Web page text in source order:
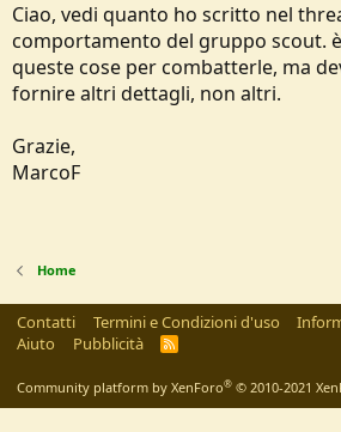
Ciao, vedi quanto ho scritto nel
comportamento del gruppo scout.
queste cose per combatterle, ma
fornire altri dettagli, non altri.
Grazie,
MarcoF
Home
Contatti Termini e Condizioni d'uso
Aiuto
Pubblicità
R
Community platform by XenForo® © 2010-2021